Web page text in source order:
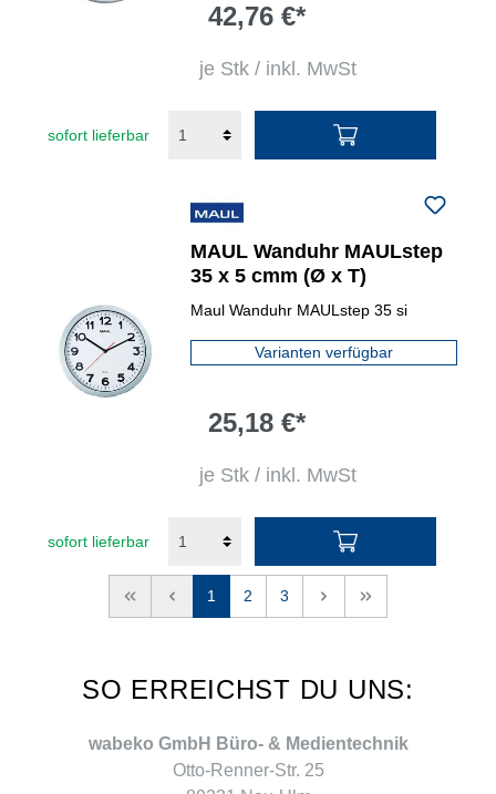
42,76 €*
je Stk / inkl. MwSt
sofort lieferbar
MAUL Wanduhr MAULstep
35 x 5 cmm (Ø x T)
Maul Wanduhr MAULstep 35 si
Varianten verfügbar
25,18 €*
je Stk / inkl. MwSt
sofort lieferbar
<< < 1 2 3 > >>
SO ERREICHST DU UNS:
wabeko GmbH Büro- & Medientechnik
Otto-Renner-Str. 25